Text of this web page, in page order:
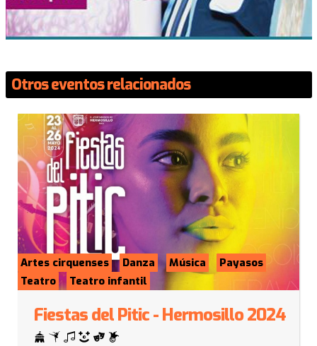
Otros eventos relacionados
Artes cirquenses Danza Música
Payasos
Teatro
Teatro infantil
Fiestas del Pitic - Hermosillo 2024